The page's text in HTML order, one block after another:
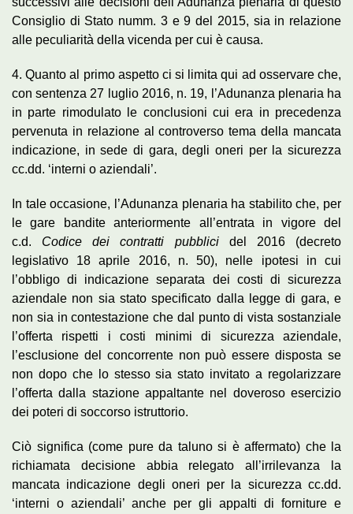
Consiglio di Stato numm. 3 e 9 del 2015, sia in relazione
alle peculiarità della vicenda per cui è causa.
4. Quanto al primo aspetto ci si limita qui ad osservare che,
con sentenza 27 luglio 2016, n. 19, l’Adunanza plenaria ha
in parte rimodulato le conclusioni cui era in precedenza
pervenuta in relazione al controverso tema della mancata
indicazione, in sede di gara, degli oneri per la sicurezza
cc.dd. ‘interni o aziendali’.
In tale occasione, l’Adunanza plenaria ha stabilito che, per
le gare bandite anteriormente all’entrata in vigore del
c.d. Codice dei contratti pubblicidel 2016 (decreto
legislativo 18 aprile 2016, n. 50), nelle ipotesi in cui
l’obbligo di indicazione separata dei costi di sicurezza
aziendale non sia stato specificato dalla legge di gara, e
non sia in contestazione che dal punto di vista sostanziale
l’offerta rispetti i costi minimi di sicurezza aziendale,
l’esclusione del concorrente non può essere disposta se
non dopo che lo stesso sia stato invitato a regolarizzare
l’offerta dalla stazione appaltante nel doveroso esercizio
dei poteri di soccorso istruttorio.
Ciò significa (come pure da taluno si è affermato) che la
richiamata decisione abbia relegato all’irrilevanza la
mancata indicazione degli oneri per la sicurezza cc.dd.
‘interni o aziendali’ anche per gli appalti di forniture e